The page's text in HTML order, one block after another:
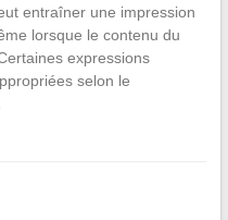
entraîner une impression
lorsque le contenu du
expressions
selon le